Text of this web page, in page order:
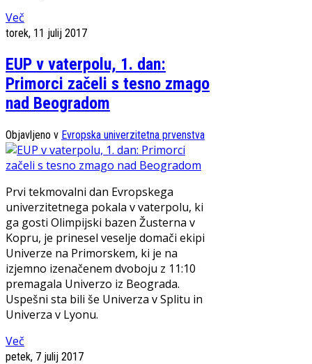
Več
torek, 11 julij 2017
EUP v vaterpolu, 1. dan:
Primorci začeli s tesno zmago
nad Beogradom
Objavljeno v Evropska univerzitetna prvenstva
Prvi tekmovalni dan Evropskega
univerzitetnega pokala v vaterpolu, ki
ga gosti Olimpijski bazen Žusterna v
Kopru, je prinesel veselje domači ekipi
Univerze na Primorskem, ki je na
izjemno izenačenem dvoboju z 11:10
premagala Univerzo iz Beograda.
Uspešni sta bili še Univerza v Splitu in
Univerza v Lyonu.
Več
petek, 7 julij 2017